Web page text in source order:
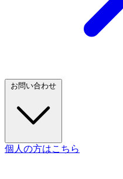
お問い合わせ
個人の方はこちら